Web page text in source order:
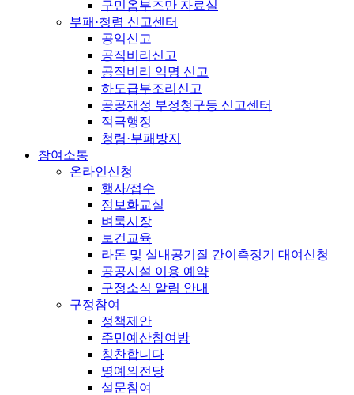
구민옴부즈만 자료실
부패·청렴 신고센터
공익신고
공직비리신고
공직비리 익명 신고
하도급부조리신고
공공재정 부정청구등 신고센터
적극행정
청렴·부패방지
참여소통
온라인신청
행사/접수
정보화교실
벼룩시장
보건교육
라돈 및 실내공기질 간이측정기 대여신청
공공시설 이용 예약
구정소식 알림 안내
구정참여
정책제안
주민예산참여방
칭찬합니다
명예의전당
설문참여